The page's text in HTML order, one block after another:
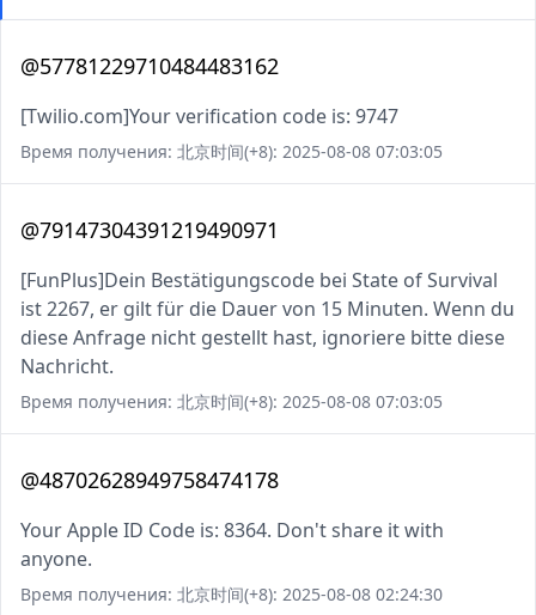
@57781229710484483162
[Twilio.com]Your verification code is: 9747
Время получения: 北京时间(+8): 2025-08-08 07:03:05
@79147304391219490971
[FunPlus]Dein Bestätigungscode bei State of Survival
ist 2267, er gilt für die Dauer von 15 Minuten. Wenn du
diese Anfrage nicht gestellt hast, ignoriere bitte diese
Nachricht.
Время получения: 北京时间(+8): 2025-08-08 07:03:05
@48702628949758474178
Your Apple ID Code is: 8364. Don't share it with
anyone.
Время получения: 北京时间(+8): 2025-08-08 02:24:30